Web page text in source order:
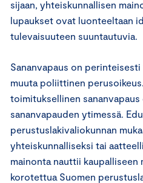
sijaan, yhteiskunnallisen
lupaukset ovat luonteeltaan
tulevaisuuteen suuntautuvia.
Sananvapaus on
muuta poliittinen
toimituksellinen
sananvapauden ytimessä.
perustuslakivaliokunnan
yhteiskunnalliseksi tai
mainonta nauttii kaupalliseen
korotettua Suomen